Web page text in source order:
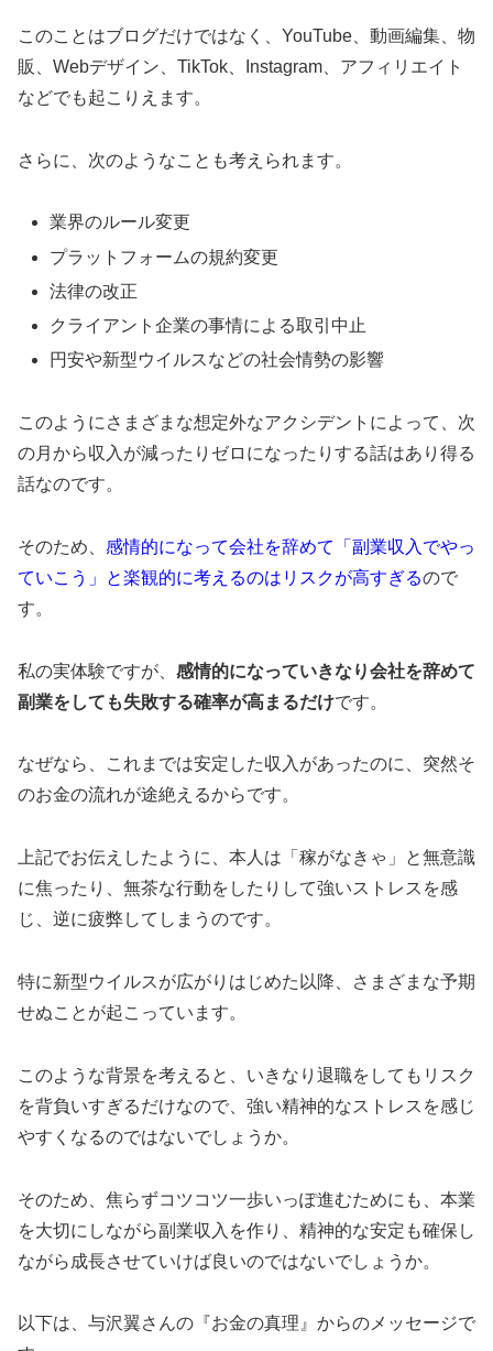
このことはブログだけではなく、 YouTube、動画編集、物
販、Webデザイン、TikTok、Instagram、アフィリエイト
などでも起こりえます。
さらに、次のようなことも考えられます。
業界のルール変更
プラットフォームの規約変更
法律の改正
クライアント企業の事情による取引中止
円安や新型ウイルスなどの社会情勢の影響
このようにさまざまな想定外なアクシデントによって、次
の月から収入が減ったりゼロになったりする話はあり得る
話なのです。
そのため、 感情的になって会社を辞めて「副業収入でやっ
ていこう」と楽観的に考えるのはリスクが高すぎるので
す。
私の実体験ですが、 感情的になっていきなり会社を辞めて
副業をしても失敗する確率が高まるだけです。
なぜなら、これまでは安定した収入があったのに、突然そ
のお金の流れが途絶えるからです。
上記でお伝えしたように、本人は「稼がなきゃ」と無意識
に焦ったり、無茶な行動をしたりして強いストレスを感
じ、逆に疲弊してしまうのです。
特に新型ウイルスが広がりはじめた以降、さまざまな予期
せぬことが起こっています。
このような背景を考えると、いきなり退職をしてもリスク
を背負いすぎるだけなので、強い精神的なストレスを感じ
やすくなるのではないでしょうか。
そのため、焦らずコツコツ一歩いっぽ進むためにも、本業
を大切にしながら副業収入を作り、精神的な安定も確保し
ながら成長させていけば良いのではないでしょうか。
以下は、与沢翼さんの『お金の真理』からのメッセージで